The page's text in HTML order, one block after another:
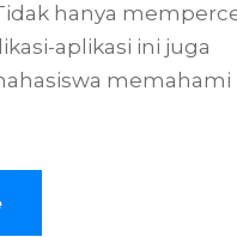
hanya
aplikasi ini juga
memahami